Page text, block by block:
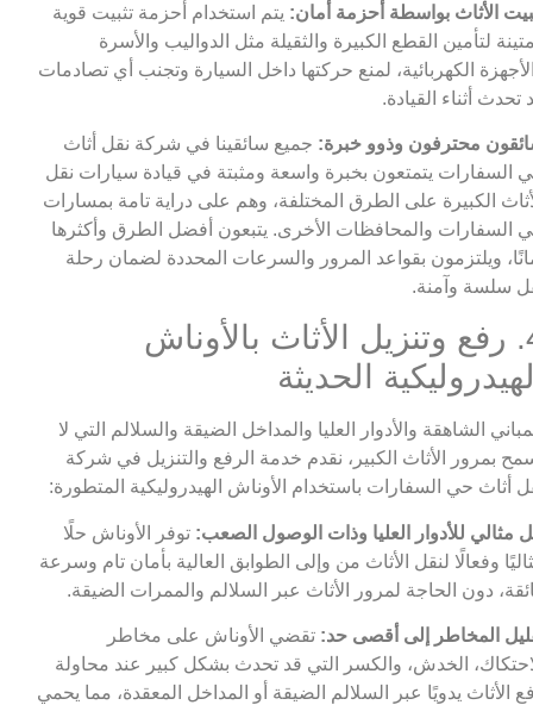
الأثاث بواسطة أحزمة أمان: يتم استخدام أحزمة تثبيت قوية
لتأمين القطع الكبيرة والثقيلة مثل الدواليب والأسرة
الكهربائية، لمنع حركتها داخل السيارة وتجنب أي تصادمات
تحدث أثناء القيادة.
محترفون وذوو خبرة: جميع سائقينا في شركة نقل أثاث
السفارات يتمتعون بخبرة واسعة ومثبتة في قيادة سيارات نقل
الكبيرة على الطرق المختلفة، وهم على دراية تامة بمسارات
السفارات والمحافظات الأخرى. يتبعون أفضل الطرق وأكثرها
ويلتزمون بقواعد المرور والسرعات المحددة لضمان رحلة
سلسة وآمنة.
4. رفع وتنزيل الأثاث بالأوناش
الحديثة
الشاهقة والأدوار العليا والمداخل الضيقة والسلالم التي لا
بمرور الأثاث الكبير، نقدم خدمة الرفع والتنزيل في شركة
أثاث حي السفارات باستخدام الأوناش الهيدروليكية المتطورة:
مثالي للأدوار العليا وذات الوصول الصعب: توفر الأوناش حلًا
وفعالًا لنقل الأثاث من وإلى الطوابق العالية بأمان تام وسرعة
دون الحاجة لمرور الأثاث عبر السلالم والممرات الضيقة.
المخاطر إلى أقصى حد: تقضي الأوناش على مخاطر
الخدش، والكسر التي قد تحدث بشكل كبير عند محاولة
الأثاث يدويًا عبر السلالم الضيقة أو المداخل المعقدة، مما يحمي